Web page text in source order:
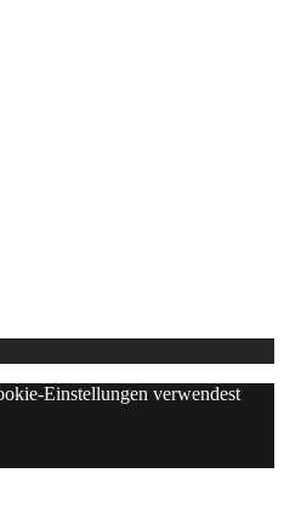
Einstellungen verwendest